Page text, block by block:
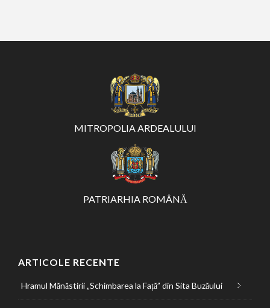
MITROPOLIA ARDEALULUI
PATRIARHIA ROMÂNĂ
ARTICOLE RECENTE
Hramul Mănăstirii „Schimbarea la Față” din Sita Buzăului